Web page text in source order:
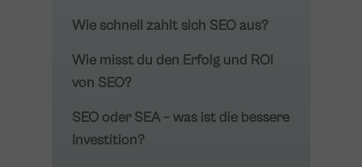
Wie schnell zahlt sich SEO aus?
Wie misst du den Erfolg und ROI
von SEO?
SEO oder SEA – was ist die bessere
Investition?